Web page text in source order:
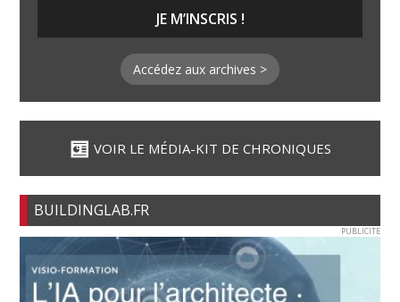
Accédez aux archives >
VOIR LE MÉDIA-KIT DE CHRONIQUES
BUILDINGLAB.FR
PUBLICITE